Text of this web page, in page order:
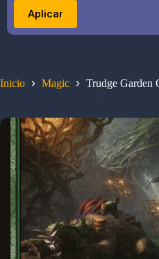
Inicio Magic Trudge Garden
Aplicar